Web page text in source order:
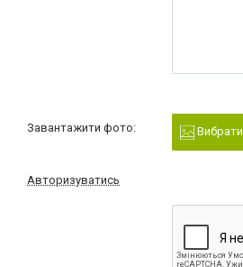
Завантажити фото: Вибрати
Авторизуватись